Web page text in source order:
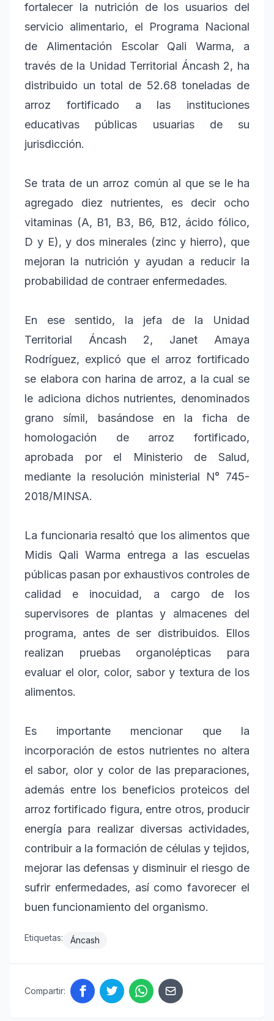
fortalecer la nutrición de los usuarios del
servicio alimentario, el Programa Nacional
de Alimentación Escolar Qali Warma, a
través de la Unidad Territorial Áncash 2, ha
distribuido un total de 52.68 toneladas de
arroz fortificado a las instituciones
educativas públicas usuarias de su
jurisdicción.
Se trata de un arroz común al que se le ha
agregado diez nutrientes, es decir ocho
vitaminas (A, B1, B3, B6, B12, ácido fólico,
D y E), y dos minerales (zinc y hierro), que
mejoran la nutrición y ayudan a reducir la
probabilidad de contraer enfermedades.
En ese sentido, la jefa de la Unidad
Territorial Áncash 2, Janet Amaya
Rodríguez, explicó que el arroz fortificado
se elabora con harina de arroz, a la cual se
le adiciona dichos nutrientes, denominados
grano símil, basándose en la ficha de
homologación de arroz fortificado,
aprobada por el Ministerio de Salud,
mediante la resolución ministerial N° 745-
2018/MINSA.
La funcionaria resaltó que los alimentos que
Midis Qali Warma entrega a las escuelas
públicas pasan por exhaustivos controles de
calidad e inocuidad, a cargo de los
supervisores de plantas y almacenes del
programa, antes de ser distribuidos. Ellos
realizan pruebas organolépticas para
evaluar el olor, color, sabor y textura de los
alimentos.
Es importante mencionar que la
incorporación de estos nutrientes no altera
el sabor, olor y color de las preparaciones,
además entre los beneficios proteicos del
arroz fortificado figura, entre otros, producir
energía para realizar diversas actividades,
contribuir a la formación de células y tejidos,
mejorar las defensas y disminuir el riesgo de
sufrir enfermedades, así como favorecer el
buen funcionamiento del organismo.
Etiquetas: Áncash
Compartir: